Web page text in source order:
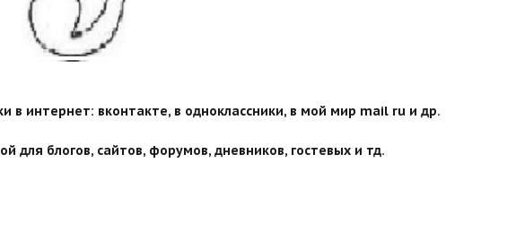
в интернет: вконтакте, в одноклассники, в мой мир mail ru и др.
для блогов, сайтов, форумов, дневников, гостевых и тд.